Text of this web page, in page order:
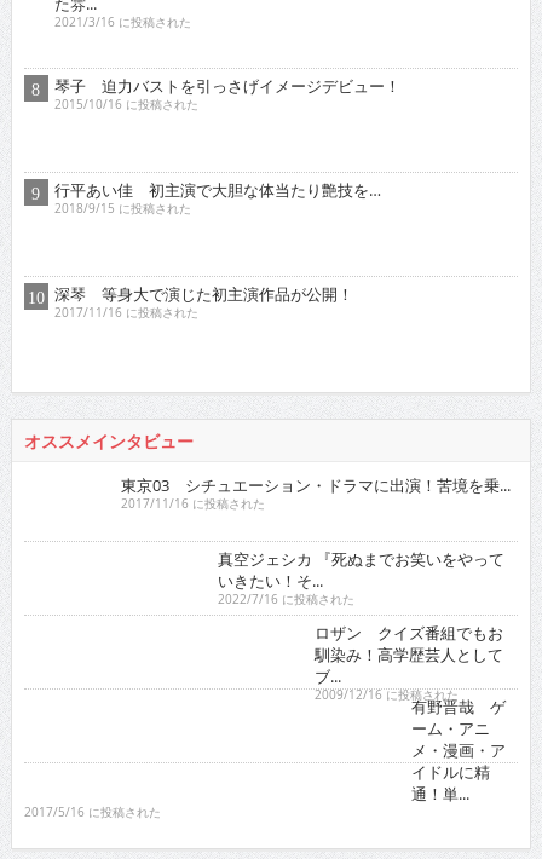
2021/3/16 に投稿された
琴子 迫力バストを引っさげイメージデビュー！
2015/10/16 に投稿された
行平あい佳 初主演で大胆な体当たり艶技を…
2018/9/15 に投稿された
深琴 等身大で演じた初主演作品が公開！
2017/11/16 に投稿された
オススメインタビュー
東京03 シチュエーション・ドラマに出演！苦境を乗...
2017/11/16 に投稿された
真空ジェシカ 『死ぬまでお笑いをやって
いきたい！そ...
2022/7/16 に投稿された
ロザン クイズ番組でもお
馴染み！高学歴芸人として
ブ...
2009/12/16 に投稿された
有野晋哉 ゲ
ーム・アニ
メ・漫画・ア
イドルに精
通！単...
2017/5/16 に投稿された